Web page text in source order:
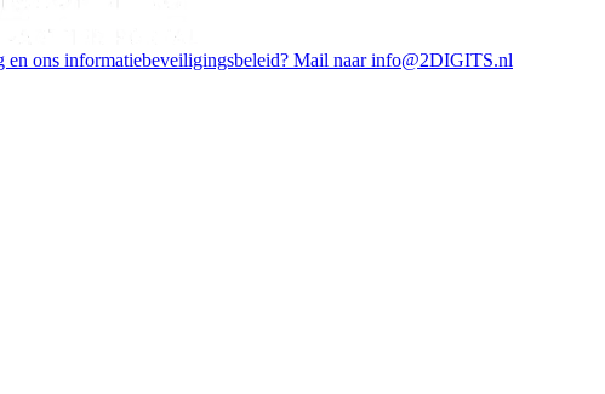
ons informatiebeveiligingsbeleid? Mail naar info@2DIGITS.nl